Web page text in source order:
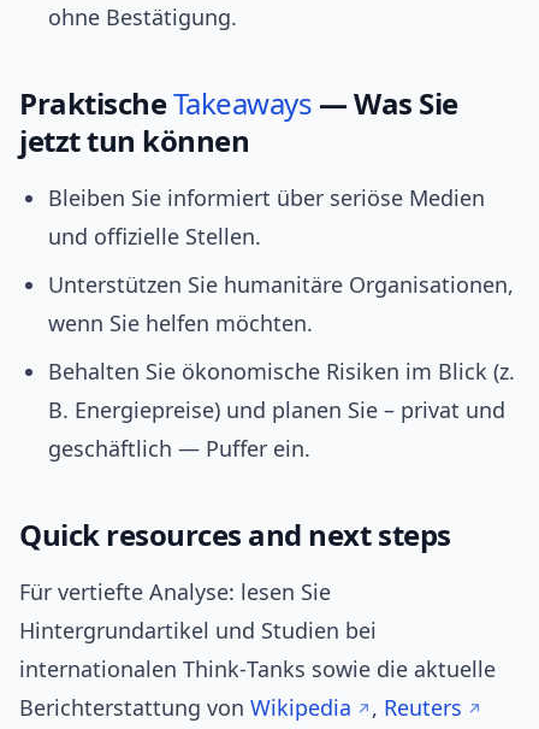
ohne Bestätigung.
PraktischeTakeaways — Was Sie
jetzt tun können
Bleiben Sie informiert über seriöse Medien
und offizielle Stellen.
Unterstützen Sie humanitäre Organisationen,
wenn Sie helfen möchten.
Behalten Sie ökonomische Risiken im Blick (z.
B. Energiepreise) und planen Sie – privat und
geschäftlich — Puffer ein.
Quick resources and next steps
Für vertiefte Analyse: lesen Sie
Hintergrundartikel und Studien bei
internationalen Think‑Tanks sowie die aktuelle
Berichterstattung von Wikipedia , Reuters